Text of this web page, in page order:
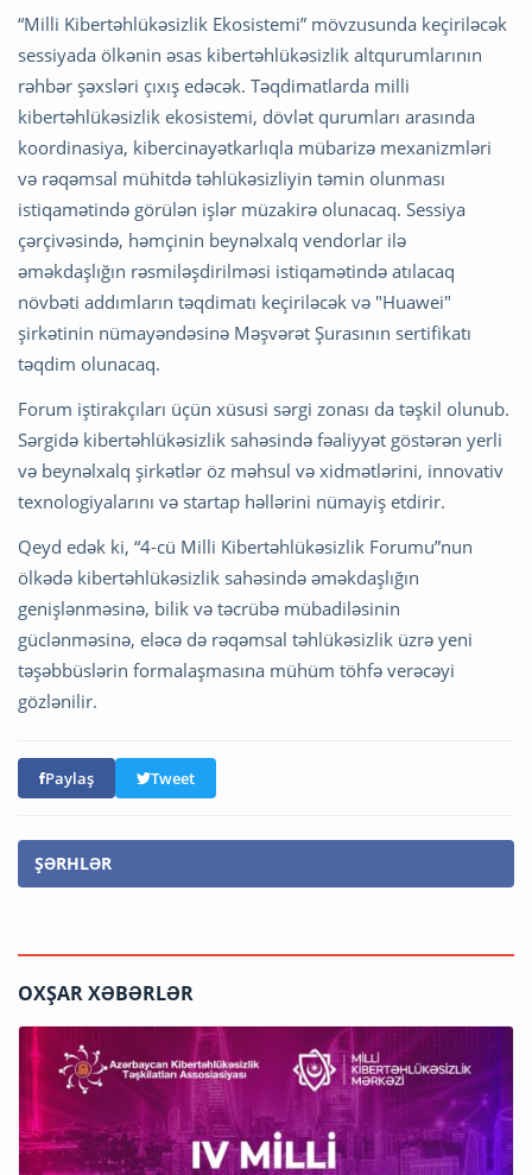
“Milli Kibertəhlükəsizlik Ekosistemi” mövzusunda keçiriləcək
sessiyada ölkənin əsas kibertəhlükəsizlik altqurumlarının
rəhbər şəxsləri çıxış edəcək. Təqdimatlarda milli
kibertəhlükəsizlik ekosistemi, dövlət qurumları arasında
koordinasiya, kibercinayətkarlıqla mübarizə mexanizmləri
və rəqəmsal mühitdə təhlükəsizliyin təmin olunması
istiqamətində görülən işlər müzakirə olunacaq. Sessiya
çərçivəsində, həmçinin beynəlxalq vendorlar ilə
əməkdaşlığın rəsmiləşdirilməsi istiqamətində atılacaq
növbəti addımların təqdimatı keçiriləcək və "Huawei"
şirkətinin nümayəndəsinə Məşvərət Şurasının sertifikatı
təqdim olunacaq.
Forum iştirakçıları üçün xüsusi sərgi zonası da təşkil olunub.
Sərgidə kibertəhlükəsizlik sahəsində fəaliyyət göstərən yerli
və beynəlxalq şirkətlər öz məhsul və xidmətlərini, innovativ
texnologiyalarını və startap həllərini nümayiş etdirir.
Qeyd edək ki, “4-cü Milli Kibertəhlükəsizlik Forumu”nun
ölkədə kibertəhlükəsizlik sahəsində əməkdaşlığın
genişlənməsinə, bilik və təcrübə mübadiləsinin
güclənməsinə, eləcə də rəqəmsal təhlükəsizlik üzrə yeni
təşəbbüslərin formalaşmasına mühüm töhfə verəcəyi
gözlənilir.
Paylaş Tweet
ŞƏRHLƏR
OXŞAR XƏBƏRLƏR